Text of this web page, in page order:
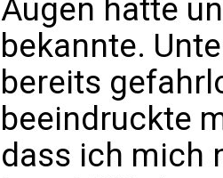
Augen hatte
bekannte.
bereits
beeindruckte
dass ich mich